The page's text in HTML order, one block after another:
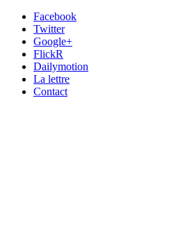
Facebook
Twitter
Google+
FlickR
Dailymotion
La lettre
Contact